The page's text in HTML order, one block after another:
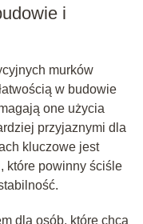
i
murków
w budowie
one użycia
przyjaznymi dla
kluczowe jest
które powinny ściśle
dla osób, które chcą